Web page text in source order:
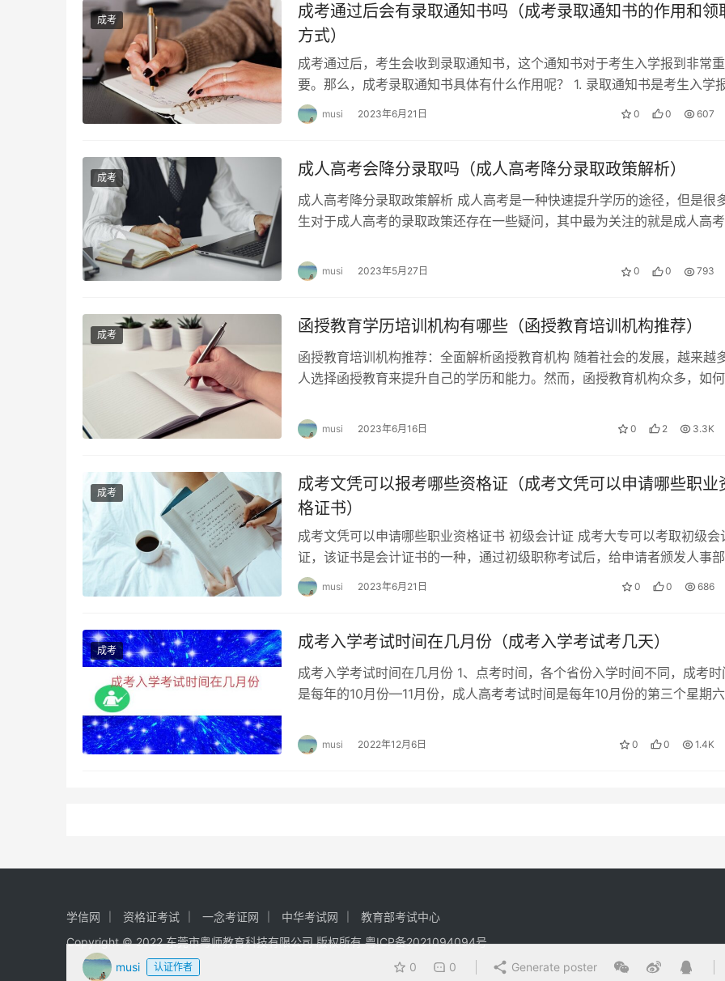
musi 认证作者 0 0 Generate poster
成考
成考通过后会有录取通知书吗（成考录取通知书的作用和领
方式）
成考通过后，考生会收到录取通知书，这个通知书对于考生入学报到非常重
要。那么，成考录取通知书具体有什么作用呢？ 1. 录取通知书是考生入学
的重要凭证，上面会有入学时间、所需材料、…
musi 2023年6月21日 0 0 607
成考 成人高考会降分录取吗（成人高考降分录取政策解析）
成人高考降分录取政策解析 成人高考是一种快速提升学历的途径，但是很
生对于成人高考的录取政策还存在一些疑问，其中最为关注的就是成人高考
musi 2023年5月27日 0 0 793
成考 函授教育学历培训机构有哪些（函授教育培训机构推荐）
函授教育培训机构推荐：全面解析函授教育机构 随着社会的发展，越来越
人选择函授教育来提升自己的学历和能力。然而，函授教育机构众多，如何
musi 2023年6月16日 0 2 3.3K
成考
成考文凭可以报考哪些资格证（成考文凭可以申请哪些职业
格证书）
成考文凭可以申请哪些职业资格证书 初级会计证 成考大专可以考取初级会
证，该证书是会计证书的一种，通过初级职称考试后，给申请者颁发人事部
一印制的《会计专业技术资格证书》，该证书在…
musi 2023年6月21日 0 0 686
成考 成考入学考试时间在几月份（成考入学考试考几天）
成考入学考试时间在几月份 1、点考时间，各个省份入学时间不同，成考时
是每年的10月份—11月份，成人高考考试时间是每年10月份的第三个星期六
musi 2022年12月6日 0 0 1.4K
学信网 资格证考试 一念考证网 中华考试网
教育部考试中心
Copyright © 2022 东莞市粤师教育科技有限公司 版权所有粤ICP备2021094094号